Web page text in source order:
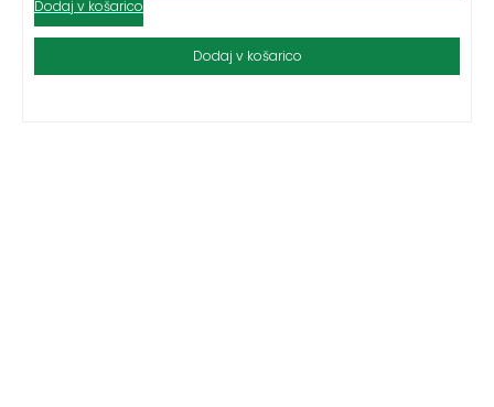
Dodaj v košarico
Dodaj v košarico